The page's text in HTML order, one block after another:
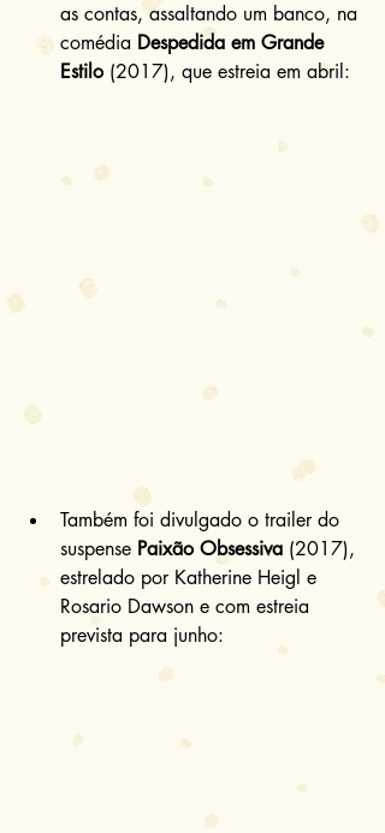
as contas, assaltando um banco, na
comédia Despedida em Grande
Estilo (2017), que estreia em abril:
Também foi divulgado o trailer do
suspense Paixão Obsessiva (2017),
estrelado por Katherine Heigl e
Rosario Dawson e com estreia
prevista para junho: